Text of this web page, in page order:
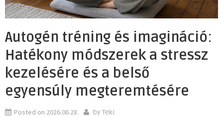
Autogén tréning és imagináció:
Hatékony módszerek a stressz
kezelésére és a belső
egyensúly megteremtésére
Posted on 2026.06.28. byTeki